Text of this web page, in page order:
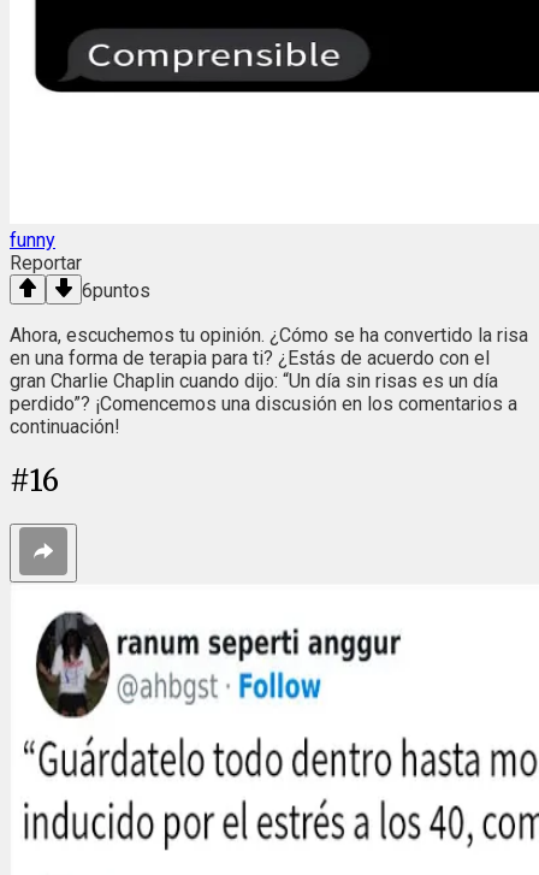
funny
Reportar
6puntos
Ahora, escuchemos tu opinión. ¿Cómo se ha convertido la risa
en una forma de terapia para ti? ¿Estás de acuerdo con el
gran Charlie Chaplin cuando dijo: “Un día sin risas es un día
perdido”? ¡Comencemos una discusión en los comentarios a
continuación!
#16